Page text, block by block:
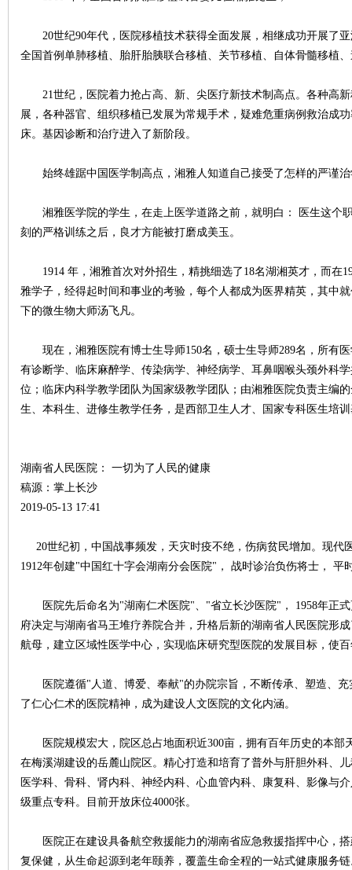
20世纪90年代，医院移植技术获得全面发展，相继成功开展了亚
全国首例单肺移植、胎肝胎胰联合移植、关节移植、自体骨髓移植
21世纪，医院着力抢占高、新、尖医疗新技术制高点。各种高新
展，各种器官、组织移植已发展为常规手术，疑难危重病例救治成
床。基因诊断和治疗进入了新阶段。
始终雄踞中国医学制高点，湘雅人知道自己接受了怎样的严谨治
湘雅医学院的学生，在走上医学道路之前，就明白： 医生这个
刻的严格训练之后，良才方能被打磨成美玉。
1914 年，湘雅首次对外招生，精挑细选了18名湖湘英才，而在
雅学子，经得起时间和事业的考验，每个人都成为医界精英，其中
下的微生物大师汤飞凡。
现在，湘雅医院有博士生导师150名，硕士生导师289名，所有
有诊断学、临床麻醉学、传染病学、神经病学、耳鼻咽喉头颈外科
位；临床内科学教学团队为国家级教学团队；由湘雅医院负责主编
生、本科生、进修生教学任务，是西部卫生人才、国家专科医生培
湖南省人民医院： 一切为了人民的健康
稿源：掌上长沙
2019-05-13 17:41
20世纪初，中国战事频发，天灾时疫不绝，伤病贫民增加。现代
1912年创建"中国红十字会湖南分会医院"， 战时诊治负伤将士， 平
医院先后命名为"湖南仁术医院"、"省立长沙医院"， 1958年正式
府决定与湖南省马王堆疗养院合并，升格后新的湖南省人民医院形
航母，建立区域性医学中心，实现临床研究型医院的发展目标，使
医院遵循"人道、博爱、奉献"的办院宗旨，不断传承、塑造、充
了仁心仁术的医院精神，成为建设人文医院的文化内涵。
医院规模宏大，院区总占地面积近300亩，拥有百年历史的本部
在梅溪湖建设的岳麓山院区。精心打造和培育了普外与肝胆外科、
医学科、骨科、肾内科、神经内科、心血管内科、康复科、影像与
级重点专科。目前开放床位4000张。
医院正在建设具备航空救援能力的湖南省应急救援指挥中心，搭
复保健，从生命起源到老年颐养，覆盖生命全程的一站式健康服务